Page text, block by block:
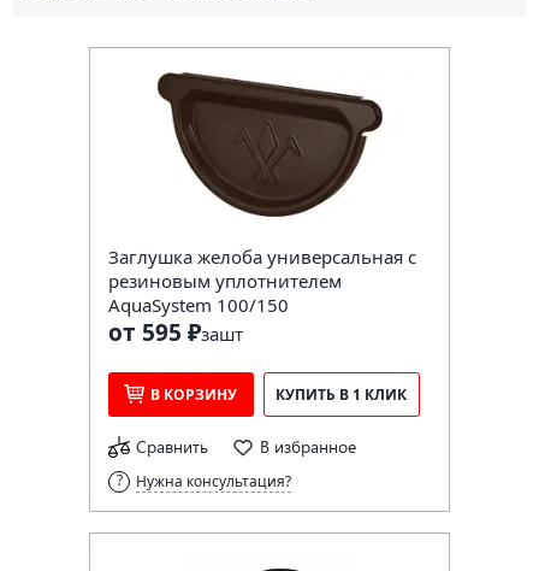
Заглушка желоба универсальная с
резиновым уплотнителем
AquaSystem 100/150
от 595 ₽зашт
В КОРЗИНУ КУПИТЬ В 1 КЛИК
Сравнить В избранное
Нужна консультация?